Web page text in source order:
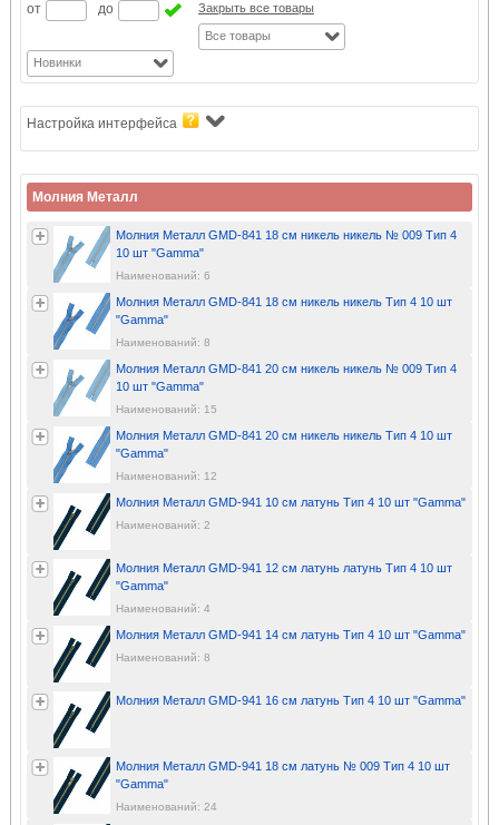
от до Закрыть все товары
Все товары
Новинки
Настройка интерфейса
Молния Металл
Молния Металл GMD-841 18 см никель никель № 009 Тип 4
10 шт "Gamma"
Наименований: 6
Молния Металл GMD-841 18 см никель никель Тип 4 10 шт
"Gamma"
Наименований: 8
Молния Металл GMD-841 20 см никель никель № 009 Тип 4
10 шт "Gamma"
Наименований: 15
Молния Металл GMD-841 20 см никель никель Тип 4 10 шт
"Gamma"
Наименований: 12
Молния Металл GMD-941 10 см латунь Тип 4 10 шт "Gamma"
Наименований: 2
Молния Металл GMD-941 12 см латунь латунь Тип 4 10 шт
"Gamma"
Наименований: 4
Молния Металл GMD-941 14 см латунь Тип 4 10 шт "Gamma"
Наименований: 8
Молния Металл GMD-941 16 см латунь Тип 4 10 шт "Gamma"
Молния Металл GMD-941 18 см латунь № 009 Тип 4 10 шт
"Gamma"
Наименований: 24